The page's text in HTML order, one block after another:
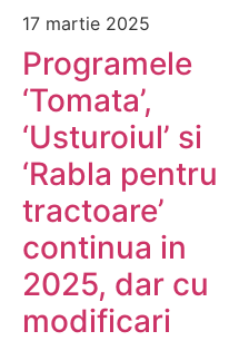
17 martie 2025
Programele
‘Tomata’,
‘Usturoiul’ si
‘Rabla pentru
tractoare’
continua in
2025, dar cu
modificari